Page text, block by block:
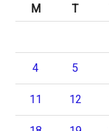
M
T
4 5
11 12